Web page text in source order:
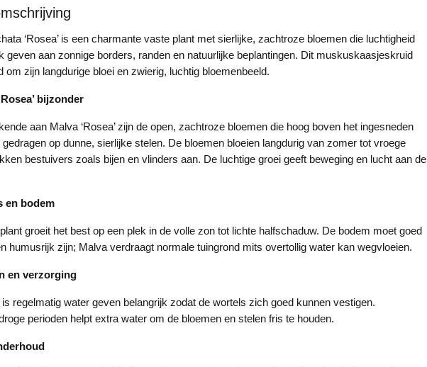
‘Rosea’ is een charmante vaste plant met sierlijke, zachtroze bloemen die luchtigheid
geven aan zonnige borders, randen en natuurlijke beplantingen. Dit muskuskaasjeskruid
om zijn langdurige bloei en zwierig, luchtig bloemenbeeld.
bijzonder
aan Malva ‘Rosea’ zijn de open, zachtroze bloemen die hoog boven het ingesneden
gedragen op dunne, sierlijke stelen. De bloemen bloeien langdurig van zomer tot vroege
bestuivers zoals bijen en vlinders aan. De luchtige groei geeft beweging en lucht aan de
en bodem
groeit het best op een plek in de volle zon tot lichte halfschaduw. De bodem moet goed
humusrijk zijn; Malva verdraagt normale tuingrond mits overtollig water kan wegvloeien.
en verzorging
is regelmatig water geven belangrijk zodat de wortels zich goed kunnen vestigen.
perioden helpt extra water om de bloemen en stelen fris te houden.